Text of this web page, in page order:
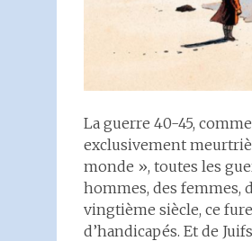
La guerre 40-45,
exclusivement
monde », toutes les
hommes, des femmes,
vingtième siècle, ce
d’handicapés. Et de